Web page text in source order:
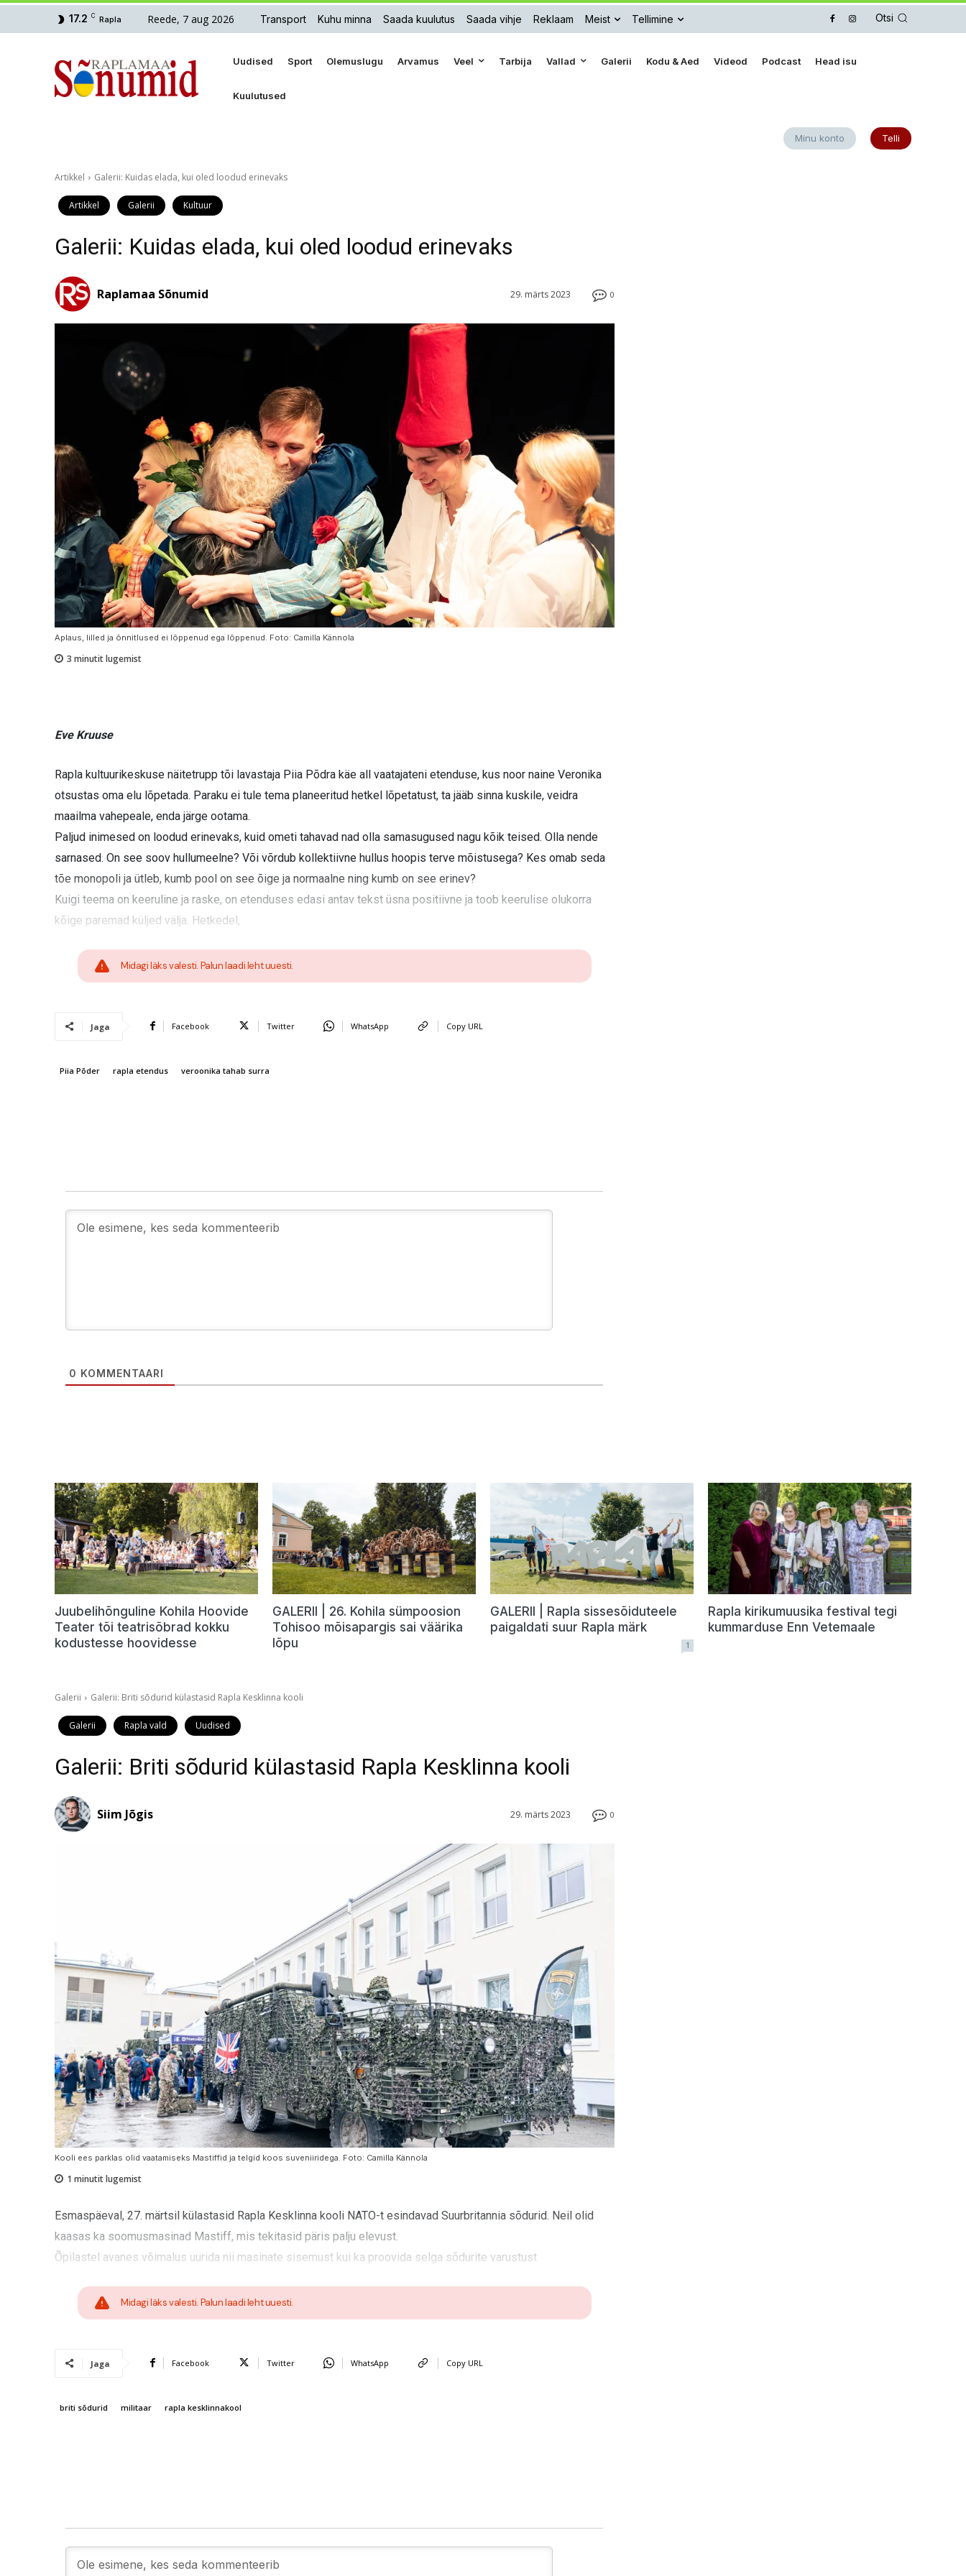
17.2 C Rapla Reede, 7 aug 2026 Transport Kuhu minna Saada kuulutus Saada vihje Reklaam Meist Tellimine Otsi
Uudised Sport Olemuslugu Arvamus Veel Tarbija Vallad Galerii Kodu & Aed Videod Podcast Head isu
Kuulutused
Minu konto Telli
Artikkel Galerii: Kuidas elada, kui oled loodud erinevaks
Artikkel Galerii Kultuur
Galerii: Kuidas elada, kui oled loodud erinevaks
0
29. märts 2023
Raplamaa Sõnumid
Aplaus, lilled ja õnnitlused ei lõppenud ega lõppenud. Foto: Camilla Kännola
3 minutit lugemist
Eve Kruuse
Rapla kultuurikeskuse näitetrupp tõi lavastaja Piia Põdra käe all vaatajateni etenduse, kus noor naine Veronika
otsustas oma elu lõpetada. Paraku ei tule tema planeeritud hetkel lõpetatust, ta jääb sinna kuskile, veidra
maailma vahepeale, enda järge ootama.
Paljud inimesed on loodud erinevaks, kuid ometi tahavad nad olla samasugused nagu kõik teised. Olla nende
sarnased. On see soov hullumeelne? Või võrdub kollektiivne hullus hoopis terve mõistusega? Kes omab seda
tõe monopoli ja ütleb, kumb pool on see õige ja normaalne ning kumb on see erinev?
Kuigi teema on keeruline ja raske, on etenduses edasi antav tekst üsna positiivne ja toob keerulise olukorra
kõige paremad küljed välja. Hetkedel,
Midagi läks valesti. Palun laadi leht uuesti.
Jaga Facebook Twitter WhatsApp Copy URL
Piia Põder rapla etendus veroonika tahab surra
0 KOMMENTAARI
Juubelihõnguline Kohila Hoovide
Teater tõi teatrisõbrad kokku
kodustesse hoovidesse
GALERII | 26. Kohila sümpoosion
Tohisoo mõisapargis sai väärika
lõpu
GALERII | Rapla sissesõiduteele
paigaldati suur Rapla märk
1
Rapla kirikumuusika festival tegi
kummarduse Enn Vetemaale